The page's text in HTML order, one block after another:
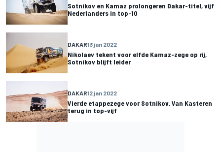
Sotnikov en Kamaz prolongeren Dakar-titel, vijf
Nederlanders in top-10
DAKAR13 jan 2022
Nikolaev tekent voor elfde Kamaz-zege op rij,
Sotnikov blijft leider
DAKAR12 jan 2022
Vierde etappezege voor Sotnikov, Van Kasteren
terug in top-vijf